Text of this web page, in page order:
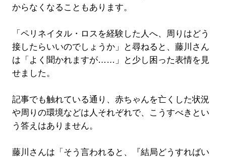
からなくなることもあります。
「ペリネイタル・ロスを経験した人へ、周りはどう
接したらいいのでしょうか」と尋ねると、藤川さん
は「よく聞かれますが……」と少し困った表情を見
せました。
記事でも触れている通り、赤ちゃんを亡くした状況
や周りの環境などは人それぞれで、こうすべきとい
う答えはありません。
藤川さんは「そう言われると、『結局どうすればい